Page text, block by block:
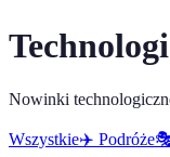
Nowinki
Wszystkie✈️ Podróże